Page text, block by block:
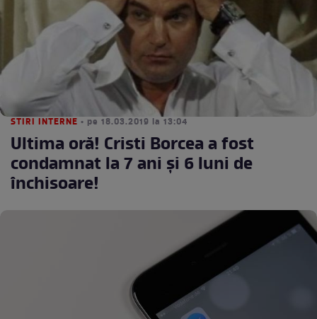
STIRI INTERNE • pe 18.03.2019 la 13:04
Ultima oră! Cristi Borcea a fost
condamnat la 7 ani şi 6 luni de
închisoare!